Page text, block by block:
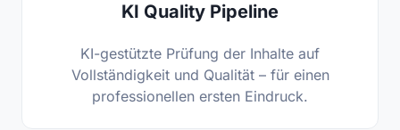
KI Quality Pipeline
KI-gestützte Prüfung der Inhalte auf
Vollständigkeit und Qualität – für einen
professionellen ersten Eindruck.